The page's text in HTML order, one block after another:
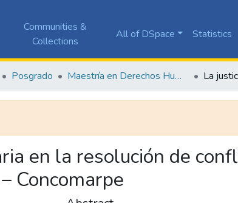
Communities &
Collections
All of DSpace Statistics
Posgrado Maestría en Derechos Humanos y Cultura de Paz
en la resolución de
Concomarpe